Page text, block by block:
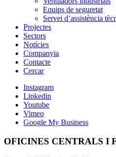
Equips de seguretat
Servei d’assistència
Projectes
Sectors
Notícies
Companyia
Contacte
Cercar
Instagram
Linkedin
Youtube
Vimeo
Google My Business
OFICINES CENTRALS I